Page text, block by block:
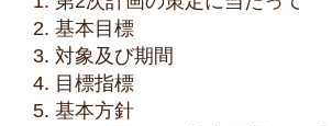
基本目標
対象及び期間
目標指標
基本方針